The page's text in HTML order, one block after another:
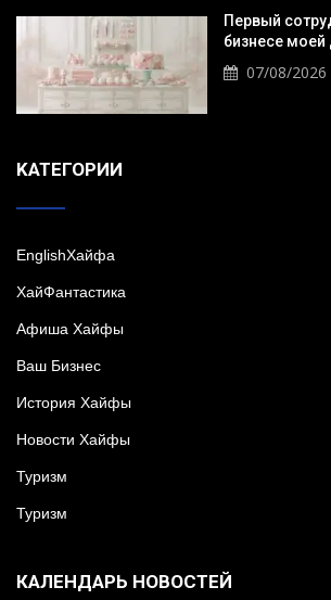
Первый
бизнесе моей
07/08/2026
KАТЕГОРИИ
EnglishХайфа
XайФантастика
Афиша Хайфы
Ваш Бизнес
История Хайфы
Новости Хайфы
Туризм
Туризм
КАЛЕНДАРЬ НОВОСТЕЙ